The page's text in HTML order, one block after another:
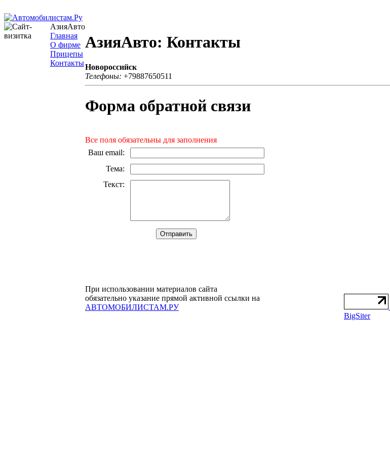
АзияАвто
Главная
О фирме
Прицепы
Контакты
АзияАвто: Контакты
Новороссийск
Телефоны: +79887650511
Форма обратной связи
Все поля обязательны для заполнения
Ваш email:
Тема:
Текст:
При использовании материалов сайта
обязательно указание прямой активной ссылки на
АВТОМОБИЛИСТАМ.РУ
BigSiter